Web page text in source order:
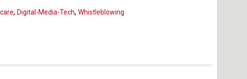
, Digital-Media-Tech, Whistleblowing